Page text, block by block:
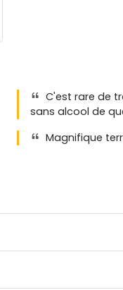
C'est rare de
sans alcool de
Magnifique